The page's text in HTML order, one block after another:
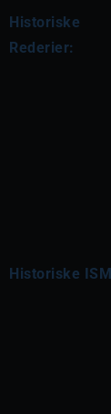
Historiske
Rederier:
Historiske